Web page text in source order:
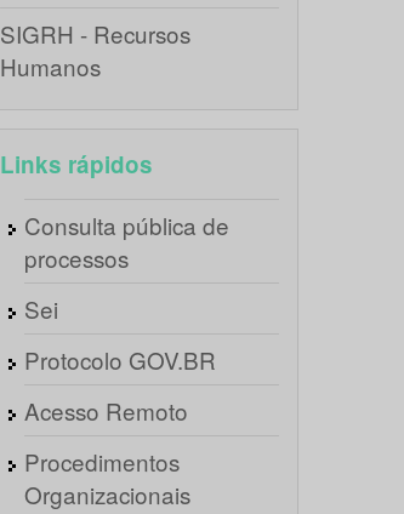
SIGRH - Recursos
Humanos
Links rápidos
Consulta pública de
processos
Sei
Protocolo GOV.BR
Acesso Remoto
Procedimentos
Organizacionais